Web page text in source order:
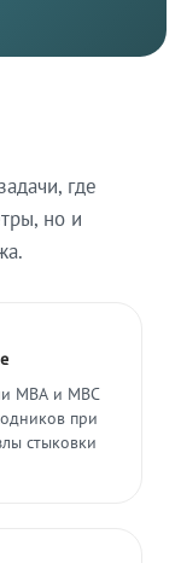
где
но и
МВА и МВС
при
стыковки